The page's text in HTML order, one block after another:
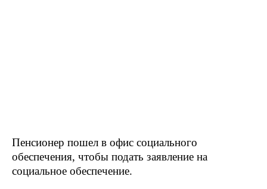
Пенсионер пошел в офис социального
обеспечения, чтобы подать заявление на
социальное обеспечение.